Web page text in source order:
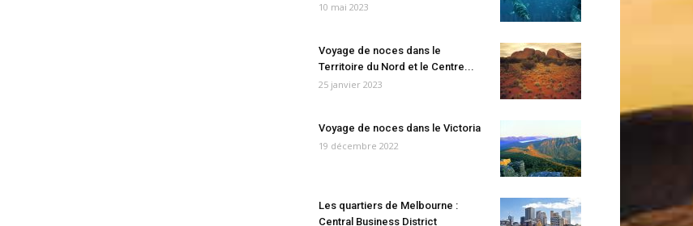
10 mai 2023
Voyage de noces dans le
Territoire du Nord et le Centre...
25 janvier 2023
Voyage de noces dans le Victoria
19 décembre 2022
Les quartiers de Melbourne :
Central Business District